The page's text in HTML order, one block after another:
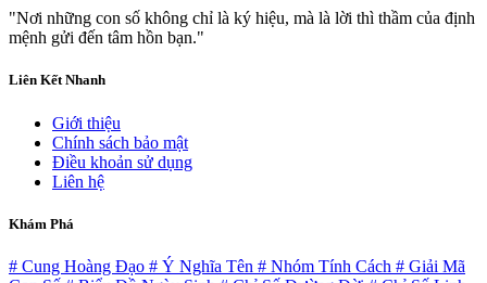
"Nơi những con số không chỉ là ký hiệu, mà là lời thì thầm của định
mệnh gửi đến tâm hồn bạn."
Liên Kết Nhanh
Giới thiệu
Chính sách bảo mật
Điều khoản sử dụng
Liên hệ
Khám Phá
# Cung Hoàng Đạo # Ý Nghĩa Tên # Nhóm Tính Cách # Giải Mã